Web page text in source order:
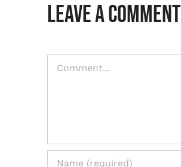
Leave A Comment